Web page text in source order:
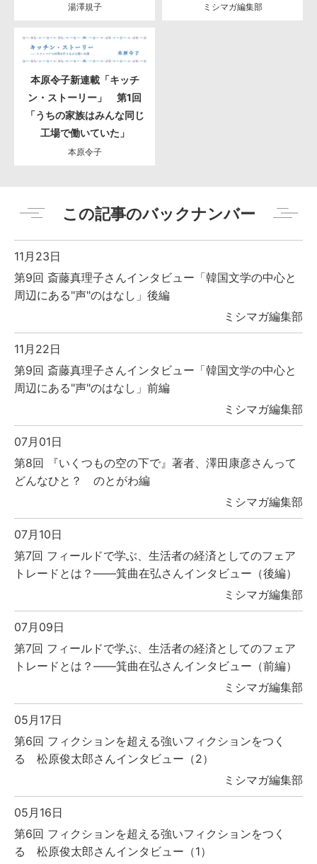
湯澤規子 ミシマガ編集部
本原令子新連載「キッチ
ン・ストーリー」 第1回
「うちの家族はみんな同じ
工場で働いていた」
本原令子
この記事のバックナンバー
11月23日
第9回 斎藤真理子さんインタビュー「韓国文学の中心と
周辺にある"声"のはなし」後編
ミシマガ編集部
11月22日
第9回 斎藤真理子さんインタビュー「韓国文学の中心と
周辺にある"声"のはなし」前編
ミシマガ編集部
07月01日
第8回 『いくつもの空の下で』著者、澤田康彦さんって
どんなひと？ のとがわ編
ミシマガ編集部
07月10日
第7回 フィールドで学ぶ、生活者の経済としてのフェア
トレードとは？――箕曲在弘さんインタビュー（後編）
ミシマガ編集部
07月09日
第7回 フィールドで学ぶ、生活者の経済としてのフェア
トレードとは？――箕曲在弘さんインタビュー（前編）
ミシマガ編集部
05月17日
第6回 フィクションを超える強いフィクションをつく
る 松原俊太郎さんインタビュー（2）
ミシマガ編集部
05月16日
第6回 フィクションを超える強いフィクションをつく
る 松原俊太郎さんインタビュー（1）